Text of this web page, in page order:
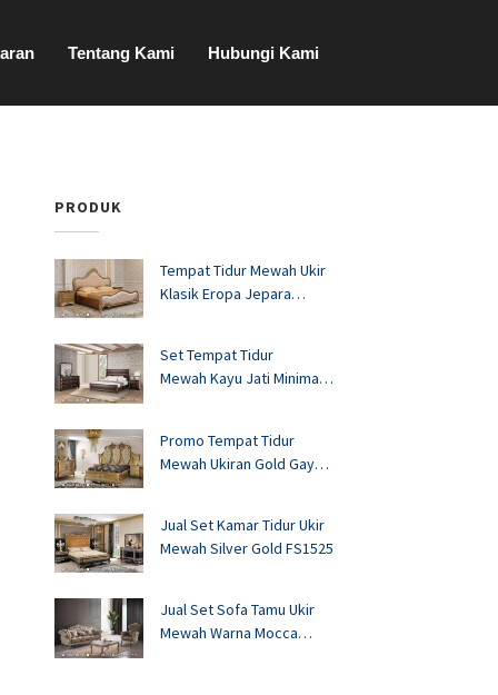
Tentang Kami Hubungi Kami
PRODUK
Tempat Tidur Mewah Ukir
Klasik Eropa Jepara
Set Tempat Tidur
Mewah Kayu Jati Minimalis
Promo Tempat Tidur
Mewah Ukiran Gold Gaya
Jual Set Kamar Tidur Ukir
Mewah Silver Gold FS1525
Jual Set Sofa Tamu Ukir
Mewah Warna Mocca